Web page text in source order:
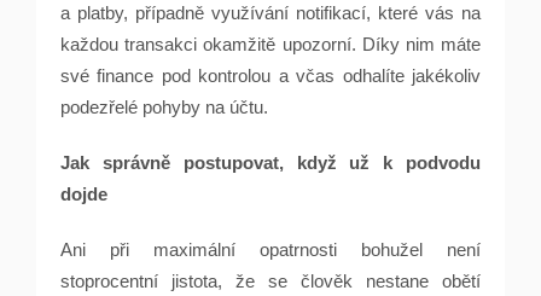
a platby, případně využívání notifikací, které vás na
každou transakci okamžitě upozorní. Díky nim máte
své finance pod kontrolou a včas odhalíte jakékoliv
podezřelé pohyby na účtu.
Jak správně postupovat, když už k podvodu
dojde
Ani při maximální opatrnosti bohužel není
stoprocentní jistota, že se člověk nestane obětí